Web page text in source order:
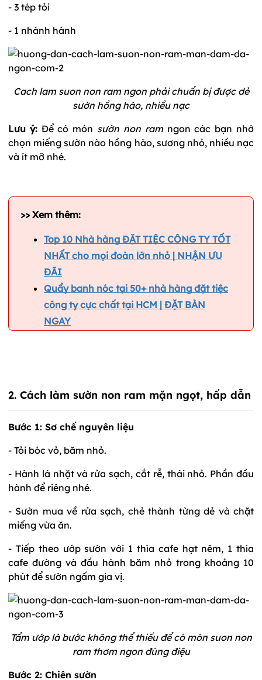
- 3 tép tỏi
- 1 nhánh hành
Cach lam suon non ram ngon phải chuẩn bị được dẻ
sườn hồng hào, nhiều nạc
Lưu ý:Để có món sườn non ramngon các bạn nhớ
chọn miếng sườn nào hồng hào, sương nhỏ, nhiều nạc
và ít mỡ nhé.
>> Xem thêm:
Top 10 Nhà hàng ĐẶT TIỆC CÔNG TY TỐT
NHẤT cho mọi đoàn lớn nhỏ | NHẬN ƯU
ĐÃI
Quẩy banh nóc tại 50+ nhà hàng đặt tiệc
công ty cực chất tại HCM | ĐẶT BÀN
NGAY
2. Cách làm sườn non ram mặn ngọt, hấp dẫn
Bước 1: Sơ chế nguyên liệu
- Tỏi bóc vỏ, băm nhỏ.
- Hành lá nhặt và rửa sạch, cắt rễ, thái nhỏ. Phần đầu
hành để riêng nhé.
- Sườn mua về rửa sạch, chẻ thành từng dẻ và chặt
miếng vừa ăn.
- Tiếp theo ướp sườn với 1 thìa cafe hạt nêm, 1 thìa
cafe đường và đầu hành băm nhỏ trong khoảng 10
phút để sườn ngấm gia vị.
Tẩm ướp là bước không thể thiếu để có món suon non
ram thơm ngon đúng điệu
Bước 2: Chiên sườn